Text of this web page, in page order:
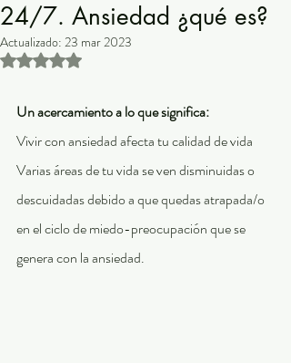
24/7. Ansiedad ¿qué es?
Actualizado: 23 mar 2023
Obtuvo NaN de 5 estrellas.
Un acercamiento a lo que significa:
Vivir con ansiedad afecta tu calidad de vida
Varias áreas de tu vida se ven disminuidas o
descuidadas debido a que quedas atrapada/o
en el ciclo de miedo-preocupación que se
genera con la ansiedad.